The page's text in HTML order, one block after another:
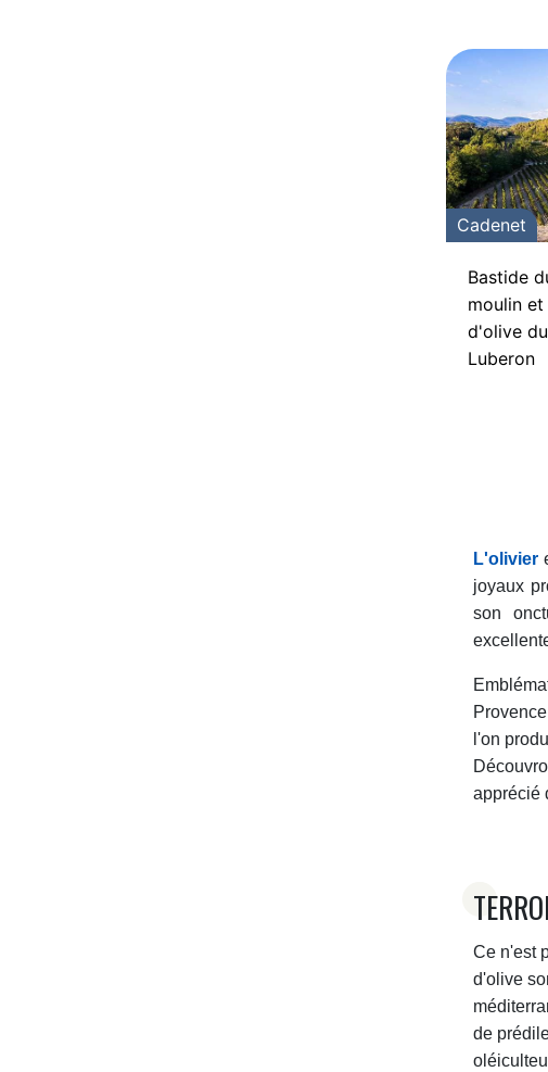
Cadenet
Bastide
moulin et
d'olive du
Luberon
L'olivier
joyaux
son
l'on
apprécié
Ce n'est
d'olive
de